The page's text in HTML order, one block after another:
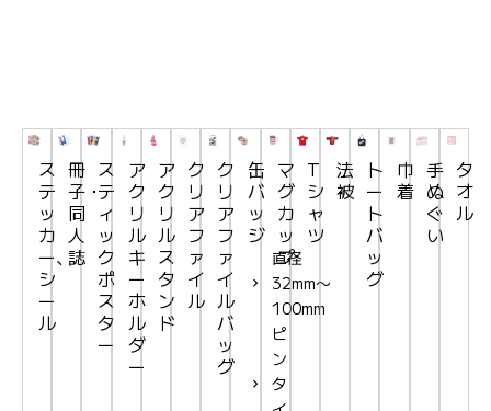
ス
テ
ッ
カ
ー、
シ
ー
ル
冊
子・
同
人
誌
ス
テ
ィ
ッ
ク
ポ
ス
タ
ー
ア
ク
リ
ル
キ
ー
ホ
ル
ダ
ー
ア
ク
リ
ル
ス
タ
ン
ド
ク
リ
ア
フ
ァ
イ
ル
ク
リ
ア
フ
ァ
イ
ル
バ
ッ
グ
缶
バ
ッ
ジ
直径
32mm〜
100mm
ピ
ン
タ
マ
グ
カ
ッ
プ
T
シ
ャ
ツ
法
被
ト
ー
ト
バ
ッ
グ
巾
着
手
ぬ
ぐ
い
タ
オ
ル